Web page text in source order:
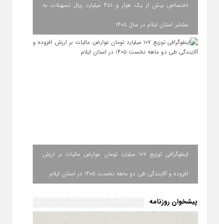
اختصاص بیش از یک هزار و ۴۵۱ میلیارد ریال تسهیلات به
عشایر استان ایلام در سال ۱۴۰۵
اینفوگرافی توزیع ۱۰۷ میلیارد تومان عوارض مالیات بر ارزش
افزوده و آلایندگی طی دو ماهه نخست ۱۴۰۵ در استان ایلام
پیشخوان روزنامه